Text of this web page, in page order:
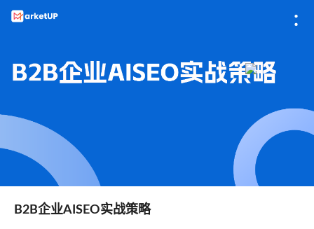
B2B企业AISEO实战策略